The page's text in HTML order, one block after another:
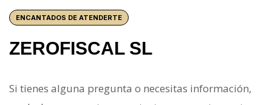
ENCANTADOS DE ATENDERTE
ZEROFISCAL SL
Si tienes alguna pregunta o necesitas información,